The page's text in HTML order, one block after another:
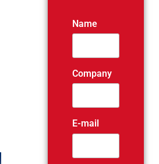
Name
Company
E-mail